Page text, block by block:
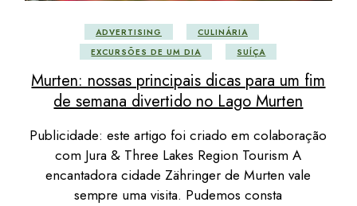
ADVERTISING
CULINÁRIA
EXCURSÕES DE UM DIA
SUÍÇA
Murten: nossas principais dicas para um fim
de semana divertido no Lago Murten
Publicidade: este artigo foi criado em colaboração
com Jura & Three Lakes Region Tourism A
encantadora cidade Zähringer de Murten vale
sempre uma visita. Pudemos consta